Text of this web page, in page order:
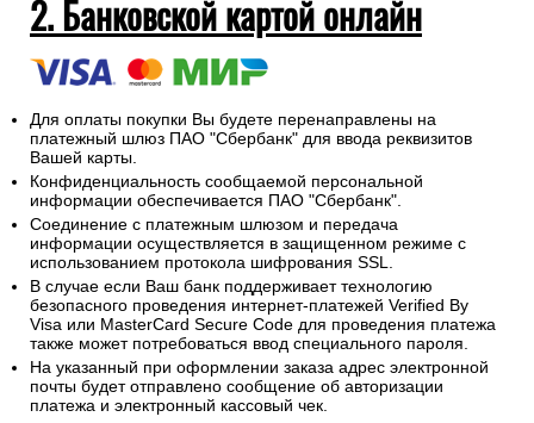
2. Банковской картой онлайн
Для оплаты покупки Вы будете перенаправлены на
платежный шлюз ПАО "Сбербанк" для ввода реквизитов
Вашей карты.
Конфиденциальность сообщаемой персональной
информации обеспечивается ПАО "Сбербанк".
Соединение с платежным шлюзом и передача
информации осуществляется в защищенном режиме с
использованием протокола шифрования SSL.
В случае если Ваш банк поддерживает технологию
безопасного проведения интернет-платежей Verified By
Visa или MasterCard Secure Code для проведения платежа
также может потребоваться ввод специального пароля.
На указанный при оформлении заказа адрес электронной
почты будет отправлено сообщение об авторизации
платежа и электронный кассовый чек.